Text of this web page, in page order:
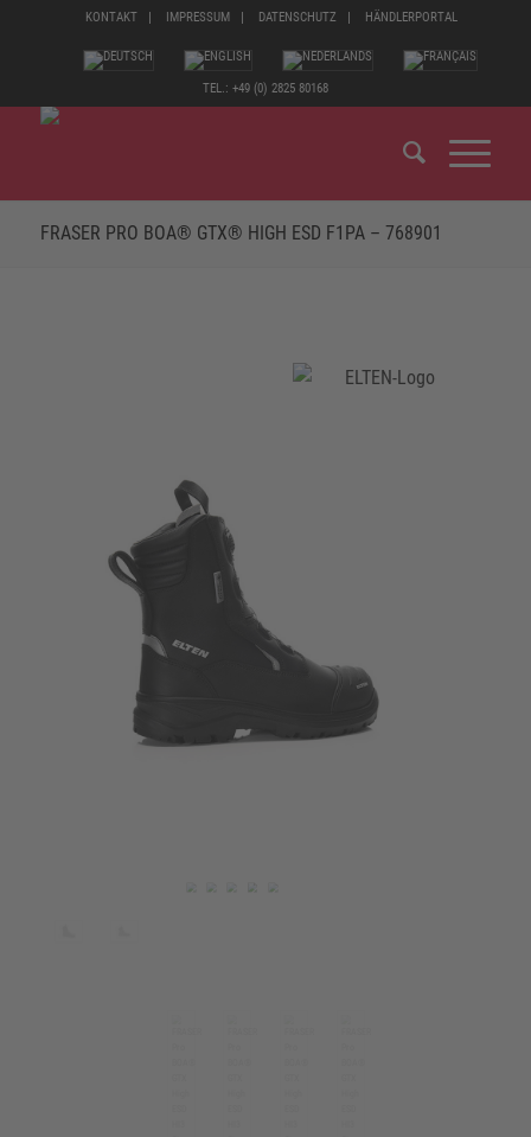
KONTAKT IMPRESSUM DATENSCHUTZ HÄNDLERPORTAL
TEL.: +49 (0) 2825 80168
FRASER PRO BOA® GTX® HIGH ESD F1PA – 768901